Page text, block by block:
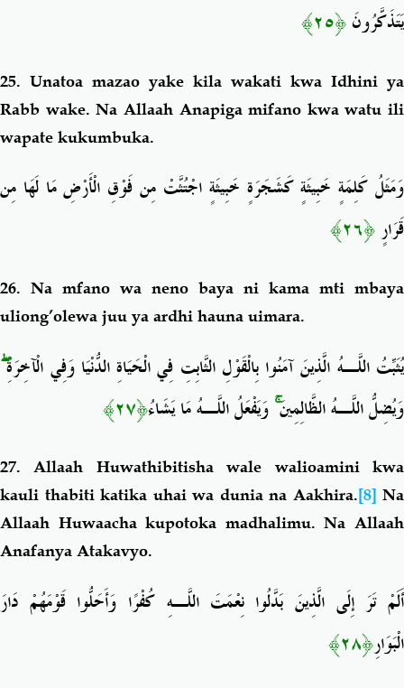
يَتَذَكَّرُونَ﴿٢٥﴾
25. Unatoa mazao yake kila wakati kwa Idhini ya
Rabb wake. Na Allaah Anapiga mifano kwa watu ili
wapate kukumbuka.
وَمَثَلُ كَلِمَةٍ خَبِيثَةٍ كَشَجَرَةٍ خَبِيثَةٍ اجْتُثَّتْ مِن فَوْقِ الْأَرْضِ مَا لَهَا مِن
قَرَارٍ﴿٢٦﴾
26. Na mfano wa neno baya ni kama mti mbaya
uliong’olewa juu ya ardhi hauna uimara.
يُثَبِّتُ اللَّـهُ الَّذِينَ آمَنُوا بِالْقَوْلِ الثَّابِتِ فِي الْحَيَاةِ الدُّنْيَا وَفِي الْآخِرَةِۖ
وَيُضِلُّ اللَّـهُ الظَّالِمِينَۚوَيَفْعَلُ اللَّـهُ مَا يَشَاءُ﴿٢٧﴾
27. Allaah Huwathibitisha wale walioamini kwa
kauli thabiti katika uhai wa dunia na Aakhira.[8] Na
Allaah Huwaacha kupotoka madhalimu. Na Allaah
Anafanya Atakavyo.
أَلَمْ تَرَ إِلَى الَّذِينَ بَدَّلُوا نِعْمَتَ اللَّـهِ كُفْرًا وَأَحَلُّوا قَوْمَهُمْ دَارَ
الْبَوَارِ﴿٢٨﴾